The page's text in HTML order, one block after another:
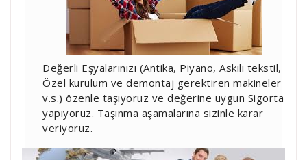
Değerli Eşyalarınızı (Antika, Piyano, Askılı tekstil,
Özel kurulum ve demontaj gerektiren makineler
v.s.) özenle taşıyoruz ve değerine uygun Sigorta
yapıyoruz. Taşınma aşamalarına sizinle karar
veriyoruz.